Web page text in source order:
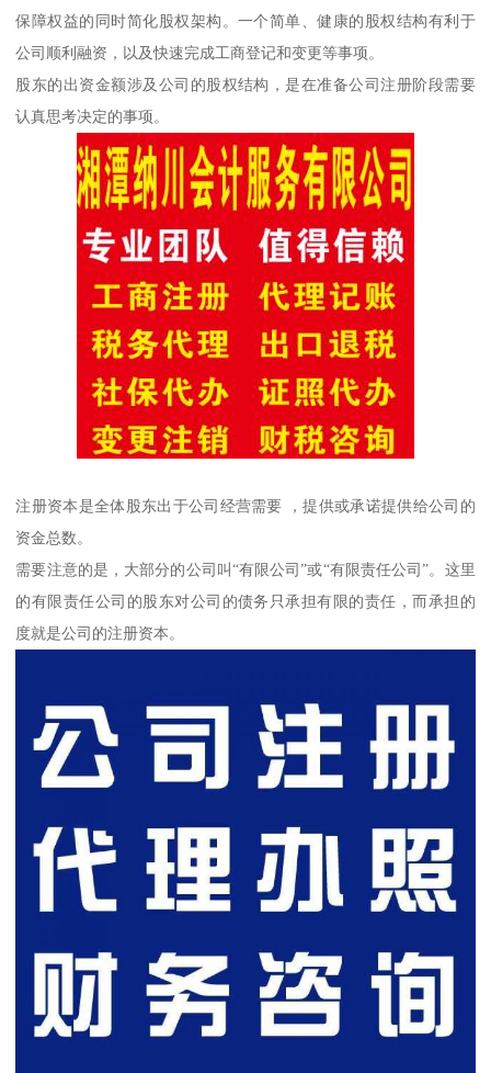
保障权益的同时简化股权架构。一个简单、健康的股权结构有利于
公司顺利融资，以及快速完成工商登记和变更等事项。
股东的出资金额涉及公司的股权结构，是在准备公司注册阶段需要
认真思考决定的事项。
注册资本是全体股东出于公司经营需要 ，提供或承诺提供给公司的
资金总数。
需要注意的是，大部分的公司叫“有限公司”或“有限责任公司”。这里
的有限责任公司的股东对公司的债务只承担有限的责任，而承担的
度就是公司的注册资本。